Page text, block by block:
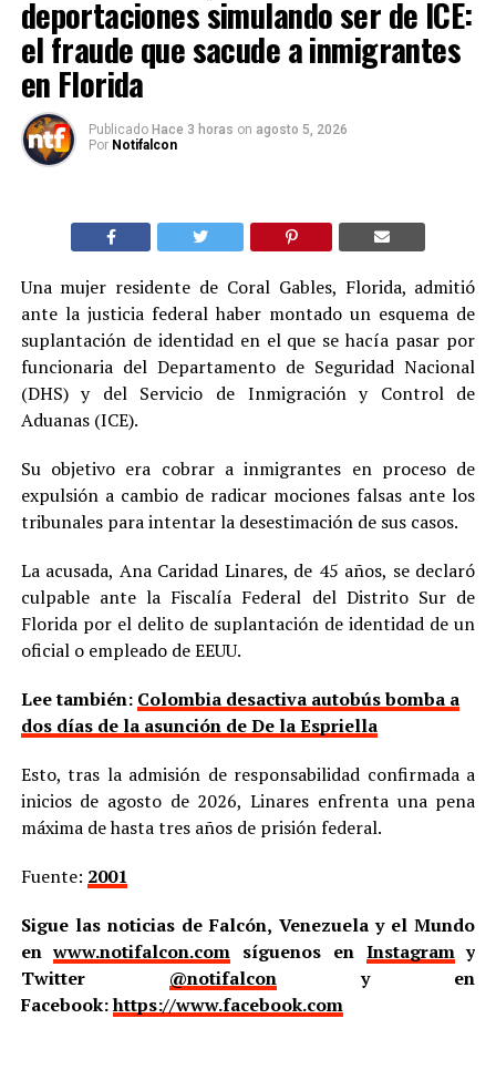
deportaciones simulando ser de ICE:
el fraude que sacude a inmigrantes
en Florida
Publicado Hace 3 horas on agosto 5, 2026
Por Notifalcon
Una mujer residente de Coral Gables, Florida, admitió
ante la justicia federal haber montado un esquema de
suplantación de identidad en el que se hacía pasar por
funcionaria del Departamento de Seguridad Nacional
(DHS) y del Servicio de Inmigración y Control de
Aduanas (ICE).
Su objetivo era cobrar a inmigrantes en proceso de
expulsión a cambio de radicar mociones falsas ante los
tribunales para intentar la desestimación de sus casos.
La acusada, Ana Caridad Linares, de 45 años, se declaró
culpable ante la Fiscalía Federal del Distrito Sur de
Florida por el delito de suplantación de identidad de un
oficial o empleado de EEUU.
Lee también: Colombia desactiva autobús bomba a
dos días de la asunción de De la Espriella
Esto, tras la admisión de responsabilidad confirmada a
inicios de agosto de 2026, Linares enfrenta una pena
máxima de hasta tres años de prisión federal.
Fuente: 2001
Sigue las noticias de Falcón, Venezuela y el Mundo
enwww.notifalcon.com síguenos en Instagramy
Twitter @notifalcony en
Facebook:https://www.facebook.com